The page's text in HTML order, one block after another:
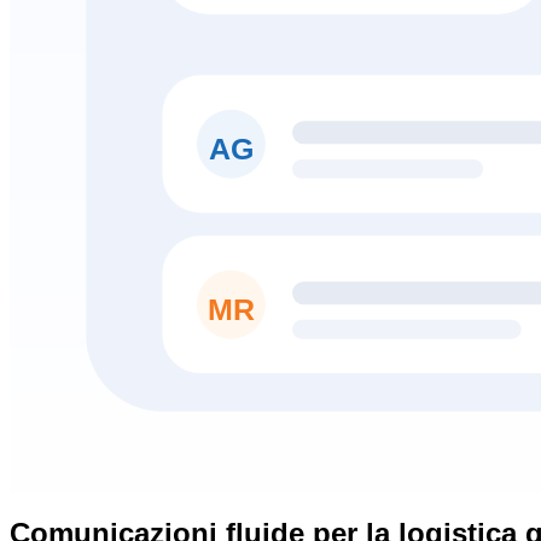
AG
MR
Comunicazioni fluide per la logistica